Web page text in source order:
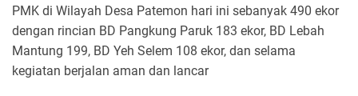
PMK di Wilayah Desa Patemon hari ini sebanyak 490 ekor
dengan rincian BD Pangkung Paruk 183 ekor, BD Lebah
Mantung 199, BD Yeh Selem 108 ekor, dan selama
kegiatan berjalan aman dan lancar